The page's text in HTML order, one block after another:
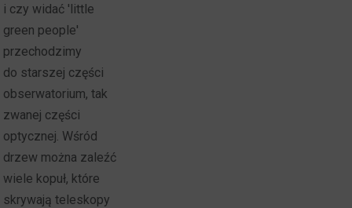
i czy widać 'little
green people'
przechodzimy
do starszej części
obserwatorium, tak
zwanej części
optycznej. Wśród
drzew można zaleźć
wiele kopuł, które
skrywają teleskopy